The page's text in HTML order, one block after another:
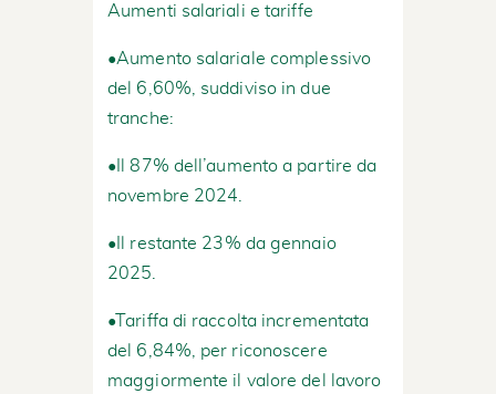
Aumenti salariali e tariffe
•Aumento salariale complessivo
del 6,60%, suddiviso in due
tranche:
•Il 87% dell’aumento a partire da
novembre 2024.
•Il restante 23% da gennaio
2025.
•Tariffa di raccolta incrementata
del 6,84%, per riconoscere
maggiormente il valore del lavoro